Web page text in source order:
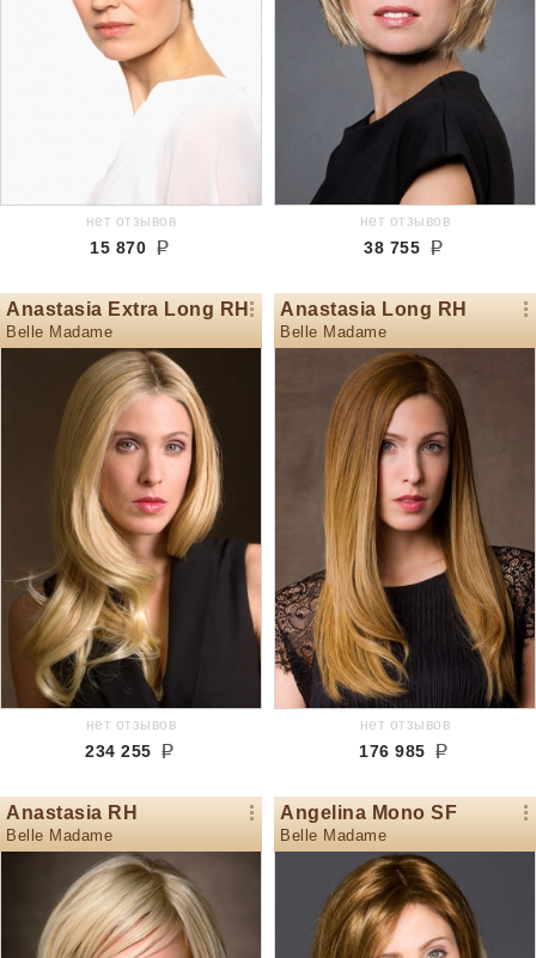
нет отзывов
15 870
нет отзывов
38 755
Anastasia Extra Long RH
Belle Madame
нет отзывов
234 255
Anastasia Long RH
Belle Madame
нет отзывов
176 985
Anastasia RH
Belle Madame
Angelina Mono SF
Belle Madame